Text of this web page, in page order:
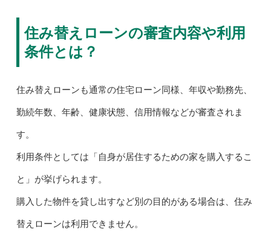
住み替えローンの審査内容や利用
条件とは？
住み替えローンも通常の住宅ローン同様、年収や勤務先、
勤続年数、年齢、健康状態、信用情報などが審査されま
す。
利用条件としては「自身が居住するための家を購入するこ
と」が挙げられます。
購入した物件を貸し出すなど別の目的がある場合は、住み
替えローンは利用できません。